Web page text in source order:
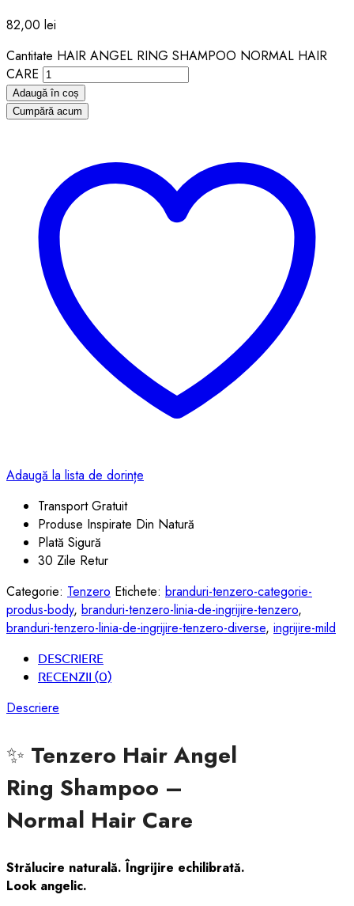
82,00 lei
Cantitate HAIR ANGEL RING SHAMPOO NORMAL HAIR
CARE
Adaugă în coș
Cumpără acum
Adaugă la lista de dorințe
Transport Gratuit
Produse Inspirate Din Natură
Plată Sigură
30 Zile Retur
Categorie: Tenzero Etichete: branduri-tenzero-categorie-
produs-body, branduri-tenzero-linia-de-ingrijire-tenzero,
branduri-tenzero-linia-de-ingrijire-tenzero-diverse, ingrijire-mild
Descriere
Recenzii (0)
Descriere
✨ Tenzero Hair Angel
Ring Shampoo –
Normal Hair Care
Strălucire naturală. Îngrijire echilibrată.
Look angelic.